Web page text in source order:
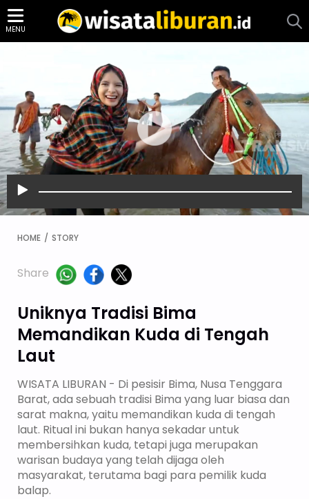
MENU
HOME STORY
Share
Uniknya Tradisi Bima
Memandikan Kuda di Tengah
Laut
WISATA LIBURAN - Di pesisir Bima, Nusa Tenggara
Barat, ada sebuah tradisi Bima yang luar biasa dan
sarat makna, yaitu memandikan kuda di tengah
laut. Ritual ini bukan hanya sekadar untuk
membersihkan kuda, tetapi juga merupakan
warisan budaya yang telah dijaga oleh
masyarakat, terutama bagi para pemilik kuda
balap.